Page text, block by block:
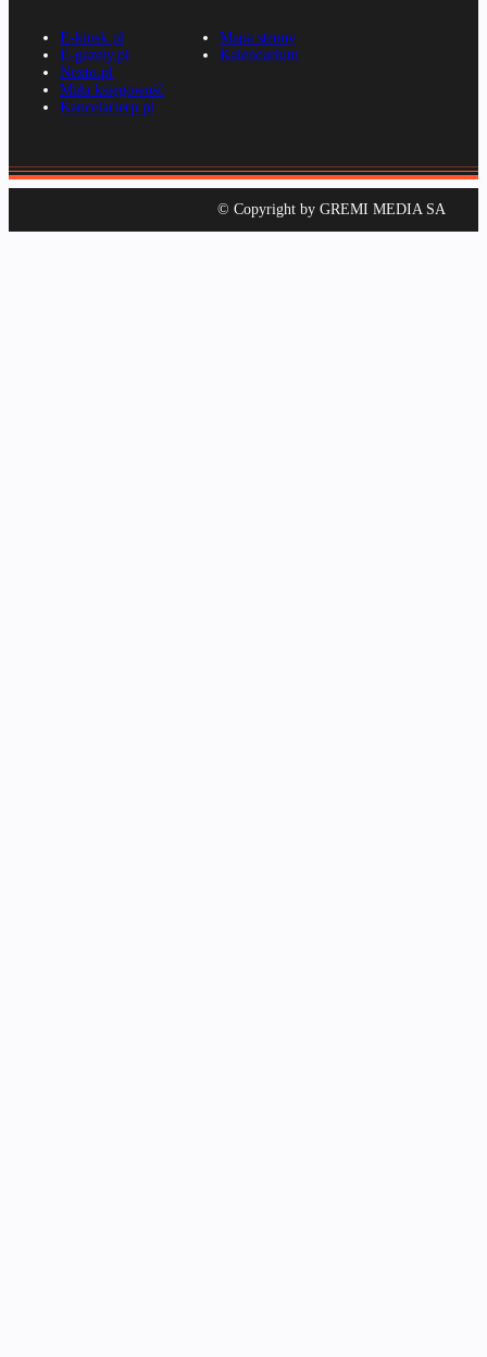
E-kiosk.pl
E-gazety.pl
Nexto.pl
Mała księgowość
Kancelarierp.pl
Mapa strony
Kalendarium
© Copyright by GREMI MEDIA SA